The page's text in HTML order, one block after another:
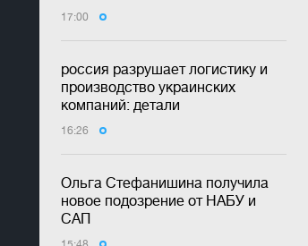
17:00
россия разрушает логистику и
производство украинских
компаний: детали
16:26
Ольга Стефанишина получила
новое подозрение от НАБУ и
САП